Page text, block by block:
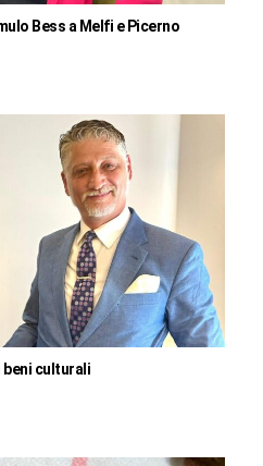
Bess a Melfi e Picerno
beni culturali